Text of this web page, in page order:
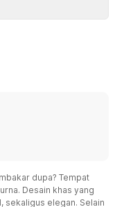
dupa? Tempat
Desain khas yang
sekaligus elegan. Selain